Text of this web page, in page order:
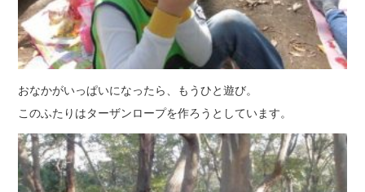
おなかがいっぱいになったら、もうひと遊び。
このふたりはターザンロープを作ろうとしています。